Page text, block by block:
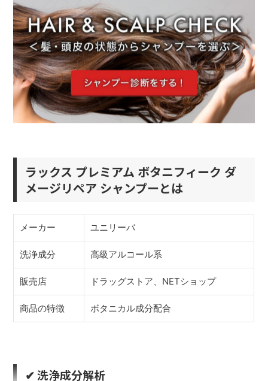
ラックス プレミアム ボタニフィーク ダ
メージリペア シャンプーとは
メーカー ユニリーバ
洗浄成分 高級アルコール系
販売店 ドラッグストア、NETショップ
商品の特徴 ボタニカル成分配合
✔︎ 洗浄成分解析